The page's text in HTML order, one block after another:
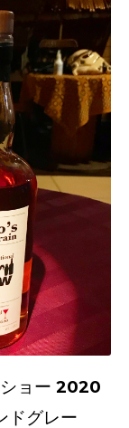
ョー 2020
ドグレー